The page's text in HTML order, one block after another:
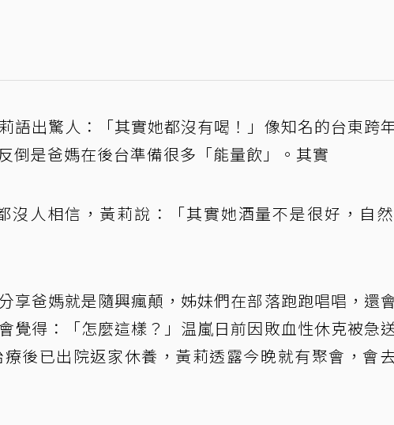
語出驚人：「其實她都沒有喝！」像知名的台東跨
倒是爸媽在後台準備很多「能量飲」。其實
沒人相信，黃莉說：「其實她酒量不是很好，自
享爸媽就是隨興瘋顛，姊妹們在部落跑跑唱唱，還
覺得：「怎麼這樣？」温嵐日前因敗血性休克被急
後已出院返家休養，黃莉透露今晚就有聚會，會